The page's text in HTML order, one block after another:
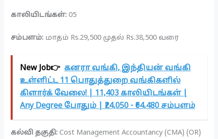
காலியிடங்கள்: 05
சம்பளம்: மாதம் Rs.29,500 முதல் Rs.38,500 வரை
New Job👉 கனரா வங்கி, இந்தியன் வங்கி
உள்ளிட்ட 11 பொதுத்துறை வங்கிகளில்
கிளார்க் வேலை! | 11,403 காலியிடங்கள் |
Any Degree போதும் | ₹24,050 - ₹64,480 சம்பளம்
கல்வி தகுதி: Cost Management Accountancy (CMA) (OR)